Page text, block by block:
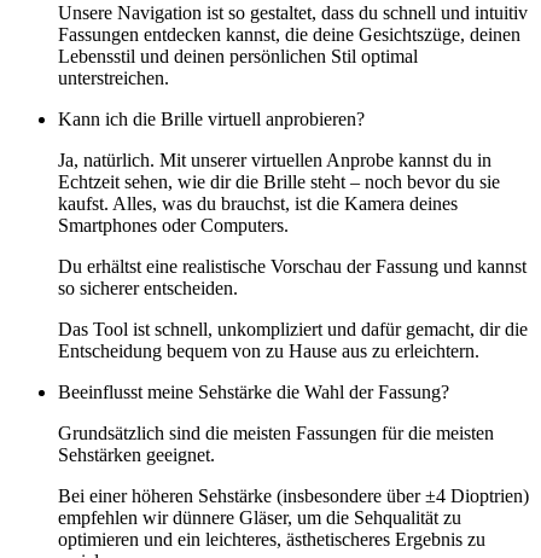
Unsere Navigation ist so gestaltet, dass du schnell und intuitiv
Fassungen entdecken kannst, die deine Gesichtszüge, deinen
Lebensstil und deinen persönlichen Stil optimal
unterstreichen.
Kann ich die Brille virtuell anprobieren?
Ja, natürlich. Mit unserer virtuellen Anprobe kannst du in
Echtzeit sehen, wie dir die Brille steht – noch bevor du sie
kaufst. Alles, was du brauchst, ist die Kamera deines
Smartphones oder Computers.
Du erhältst eine realistische Vorschau der Fassung und kannst
so sicherer entscheiden.
Das Tool ist schnell, unkompliziert und dafür gemacht, dir die
Entscheidung bequem von zu Hause aus zu erleichtern.
Beeinflusst meine Sehstärke die Wahl der Fassung?
Grundsätzlich sind die meisten Fassungen für die meisten
Sehstärken geeignet.
Bei einer höheren Sehstärke (insbesondere über ±4 Dioptrien)
empfehlen wir dünnere Gläser, um die Sehqualität zu
optimieren und ein leichteres, ästhetischeres Ergebnis zu